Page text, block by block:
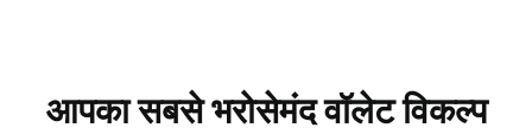
आपका सबसे भरोसेमंद वॉलेट विकल्प